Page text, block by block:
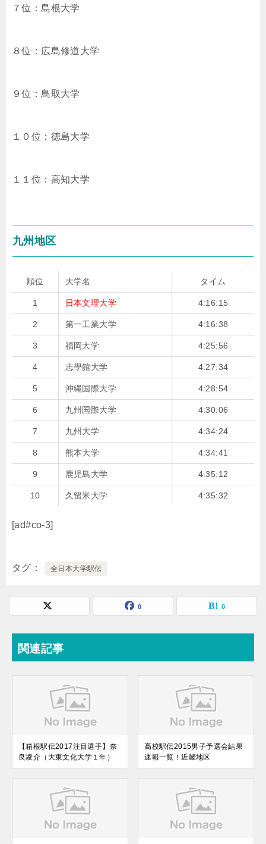
７位：島根大学
８位：広島修道大学
９位：鳥取大学
１０位：徳島大学
１１位：高知大学
九州地区
順位 大学名 タイム
1 日本文理大学 4:16:15
2 第一工業大学 4:16:38
3 福岡大学 4:25:56
4 志學館大学 4:27:34
5 沖縄国際大学 4:28:54
6 九州国際大学 4:30:06
7 九州大学 4:34:24
8 熊本大学 4:34:41
9 鹿児島大学 4:35:12
10 久留米大学 4:35:32
[ad#co-3]
タグ 全日本大学駅伝
0 0
関連記事
【箱根駅伝2017注目選手】奈
良凌介（大東文化大学１年）
高校駅伝2015男子予選会結果
速報一覧！近畿地区